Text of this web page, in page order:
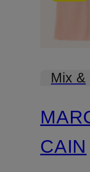
Mix &
CAIN